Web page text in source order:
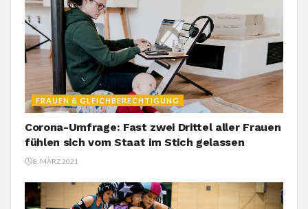
FRAUEN & GLEICHBERECHTIGUNG
Corona-Umfrage: Fast zwei Drittel aller Frauen
fühlen sich vom Staat im Stich gelassen
8. MÄRZ 2021